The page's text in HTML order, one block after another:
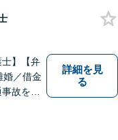
士】【弁
婚／借金
故を中
詳細を見
る